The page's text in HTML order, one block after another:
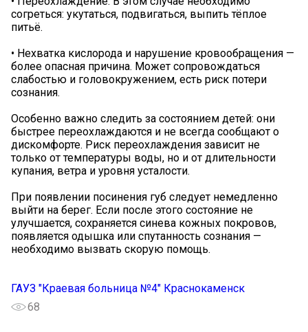
согреться: укутаться, подвигаться, выпить тёплое
питьё.
• Нехватка кислорода и нарушение кровообращения —
более опасная причина. Может сопровождаться
слабостью и головокружением, есть риск потери
сознания.
Особенно важно следить за состоянием детей: они
быстрее переохлаждаются и не всегда сообщают о
дискомфорте. Риск переохлаждения зависит не
только от температуры воды, но и от длительности
купания, ветра и уровня усталости.
При появлении посинения губ следует немедленно
выйти на берег. Если после этого состояние не
улучшается, сохраняется синева кожных покровов,
появляется одышка или спутанность сознания —
необходимо вызвать скорую помощь.
ГАУЗ "Краевая больница №4" Краснокаменск
68